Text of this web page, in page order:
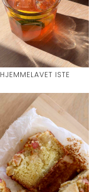
HJEMMELAVET ISTE